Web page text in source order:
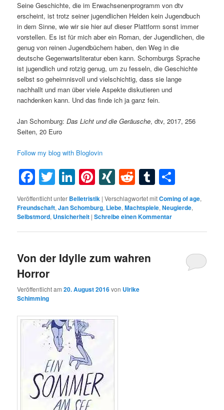
Seine Geschichte, die im Erwachsenenprogramm von dtv
erscheint, ist trotz seiner jugendlichen Helden kein Jugendbuch
in dem Sinne, wie wir sie hier auf dieser Plattform sonst immer
vorstellen. Es ist für mich aber ein Roman, der Jugendlichen, die
genug von reinen Jugendbüchern haben, den Weg in die
deutsche Gegenwartsliteratur eben kann. Schomburgs Sprache
ist jugendlich und rotzig genug, um zu fesseln, die Geschichte
selbst so geheimnisvoll und vielschichtig, dass sie lange
nachhallt und man über viele Aspekte diskutieren und
nachdenken kann. Und das finde ich ja ganz fein.
Jan Schomburg:Das Licht und die Geräusche, dtv, 2017, 256
Seiten, 20 Euro
Follow my blog with Bloglovin
Facebook
Twitter
LinkedIn
Pinterest
XINGRedditTumblr
Veröffentlicht unter Belletristik |Verschlagwortet mitComing of age,
Freundschaft,Jan Schomburg, Liebe,Machtspiele,Neugierde,
Selbstmord, Unsicherheit |Schreibe einen Kommentar
Von der Idylle zum wahren
Horror
Veröffentlicht am20. August 2016von Ulrike
Schimming